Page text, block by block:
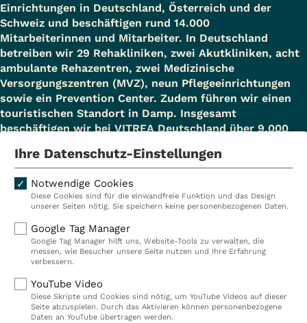
Einrichtungen in Deutschland, Österreich und der
Schweiz und beschäftigen rund 14.000
Mitarbeiterinnen und Mitarbeiter. In Deutschland
betreiben wir 29 Rehakliniken, zwei Akutkliniken, acht
ambulante Rehazentren, zwei Medizinische
Versorgungszentren (MVZ), neun Pflegeeinrichtungen
sowie ein Prevention Center. Zudem führen wir einen
touristischen Standort in Damp. Insgesamt
beschäftigen wir bei VITREA Deutschland über 9.000
Kliniken
Ambulant
Reha
Prävention
Karriere
VITREA Deutschland
IMPRESSUM
Ihre Datenschutz-Einstellungen
Notwendige Cookies
Diese Cookies sind für die einwandfreie Funktion und das Design
unserer Seiten nötig. Sie speichern keine personenbezogenen Daten.
Google Tag Manager
Google Tag Manager hilft uns, Website-Tools zu verwalten, die
messen, wie Besucher unsere Seite nutzen und Ihre Erfahrung
verbessern.
YouTube Video
Diese Skripte und Cookies sind nötig, um YouTube Videos auf dieser
Seite abzuspielen. Durch das Aktivieren können personenbezogene
Daten an YouTube übertragen werden.